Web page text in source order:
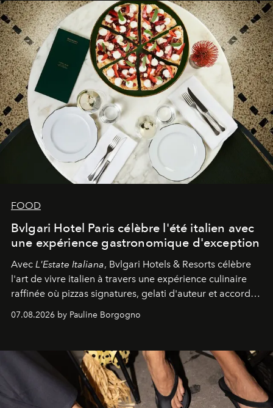
FOOD
Bvlgari Hotel Paris célèbre l'été italien avec
une expérience gastronomique d'exception
Avec L'Estate Italiana, Bvlgari Hotels & Resorts célèbre
l'art de vivre italien à travers une expérience culinaire
raffinée où pizzas signatures, gelati d'auteur et accords
d'exception composent un véritable voyage sensoriel.
07.08.2026 by Pauline Borgogno